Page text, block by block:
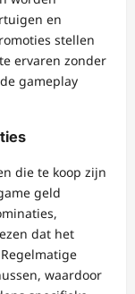
en
stellen
ervaren zonder
gameplay
die te koop zijn
geld
dat het
waardoor